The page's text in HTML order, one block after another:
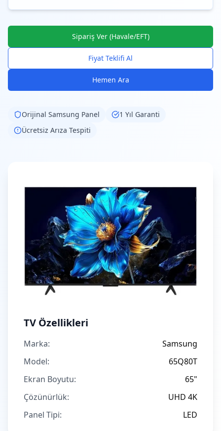
Sipariş Ver (Havale/EFT)
Fiyat Teklifi Al
Hemen Ara
Orijinal Samsung Panel
1 Yıl Garanti
Ücretsiz Arıza Tespiti
TV Özellikleri
Marka:
Samsung
Model:
65Q80T
Ekran Boyutu:
65"
Çözünürlük:
UHD 4K
Panel Tipi:
LED